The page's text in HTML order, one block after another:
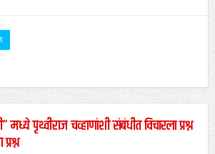
मध्ये पृथ्वीराज चव्हाणांशी संबंधीत विचारला प्रश्न